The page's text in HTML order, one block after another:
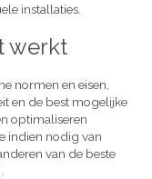
installaties.
werkt
normen en eisen,
en de best mogelijke
optimaliseren
indien nodig van
van de beste